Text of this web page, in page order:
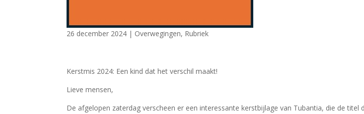
26 december 2024 | Overwegingen, Rubriek
Kerstmis 2024: Een kind dat het verschil maakt!
Lieve mensen,
De afgelopen zaterdag verscheen er een interessante kerstbijlage van Tubantia, die de